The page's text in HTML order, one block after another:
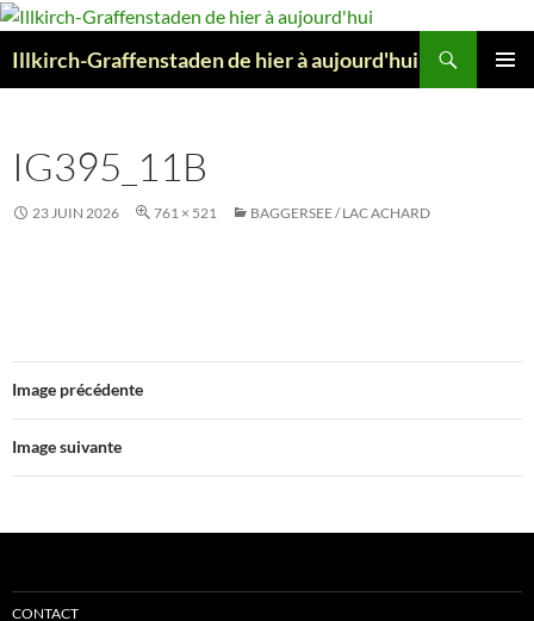
Aller
contenu
Illkirch-Graffenstaden de hier à aujourd'hui
IG395_11B
23 JUIN 2026 761 × 521 BAGGERSEE / LAC ACHARD
Image précédente
Image suivante
CONTACT